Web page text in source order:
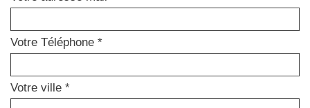
Votre Téléphone *
Votre ville *